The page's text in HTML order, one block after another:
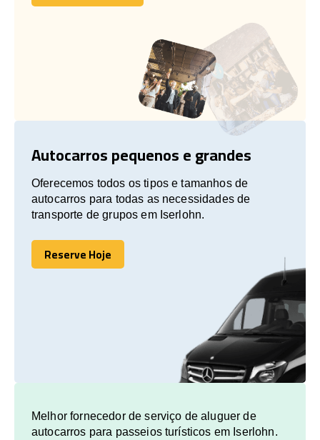
Vamos conversar
Autocarros pequenos e grandes
Oferecemos todos os tipos e tamanhos de
autocarros para todas as necessidades de
transporte de grupos em Iserlohn.
Reserve Hoje
Reserve Hoje
Melhor fornecedor de serviço de aluguer de
autocarros para passeios turísticos em Iserlohn.